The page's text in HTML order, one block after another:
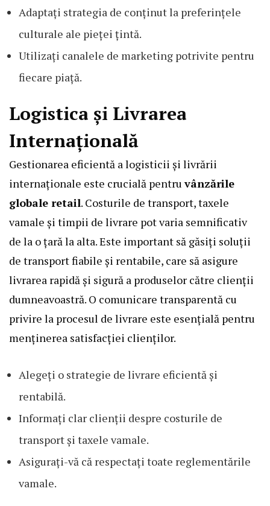
Adaptați strategia de conținut la preferințele
culturale ale pieței țintă.
Utilizați canalele de marketing potrivite pentru
fiecare piață.
Logistica și Livrarea
Internațională
Gestionarea eficientă a logisticii și livrării
internaționale este crucială pentruvânzările
globale retail. Costurile de transport, taxele
vamale și timpii de livrare pot varia semnificativ
de la o țară la alta. Este important să găsiți soluții
de transport fiabile și rentabile, care să asigure
livrarea rapidă și sigură a produselor către clienții
dumneavoastră. O comunicare transparentă cu
privire la procesul de livrare este esențială pentru
menținerea satisfacției clienților.
Alegeți o strategie de livrare eficientă și
rentabilă.
Informați clar clienții despre costurile de
transport și taxele vamale.
Asigurați-vă că respectați toate reglementările
vamale.